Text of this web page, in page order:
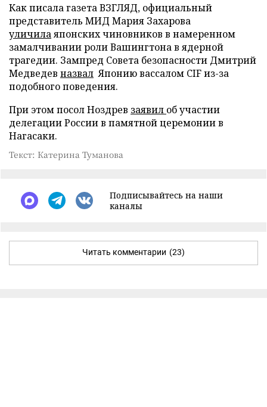
Как писала газета ВЗГЛЯД, официальный
представитель МИД Мария Захарова
уличилаяпонских чиновников в намеренном
замалчивании роли Вашингтона в ядерной
трагедии. Зампред Совета безопасности Дмитрий
Медведев назвал Японию вассалом CIF из-за
подобного поведения.
При этом посол Ноздрев заявил об участии
делегации России в памятной церемонии в
Нагасаки.
Текст: Катерина Туманова
Подписывайтесь на наши
каналы
Читать комментарии (23)